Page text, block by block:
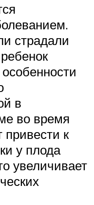
страдали
в
во время
к
у плода
увеличивает